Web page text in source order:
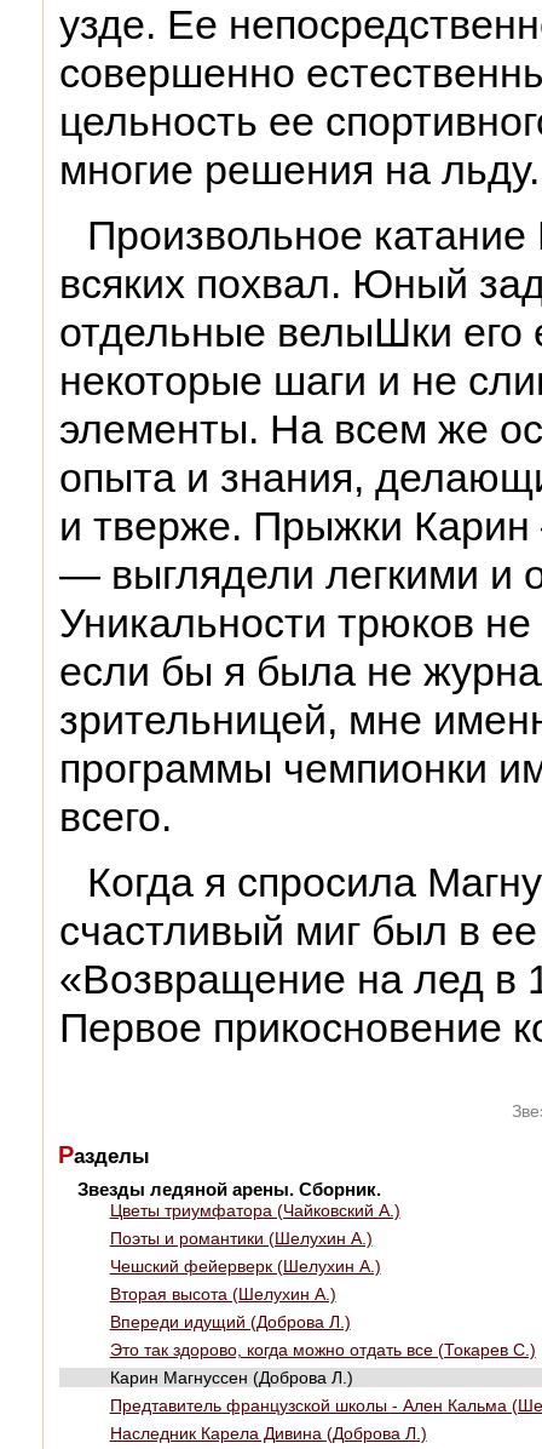
узде. Ее
совершенно
цельность ее
многие решения на льду.
Произвольное
всяких похвал. Юный
отдельные велыШки его
некоторые шаги и не
элементы. На всем же
опыта и знания,
и тверже. Прыжки
— выглядели легкими и
Уникальности трюков
если бы я была не
зрительницей, мне
программы чемпионки
всего.
Когда я спросила
счастливый миг был в
«Возвращение на лед в
Первое прикосновение
Разделы
Звезды ледяной арены. Сборник.
Цветы триумфатора (Чайковский А.)
Поэты и романтики (Шелухин А.)
Чешский фейерверк (Шелухин А.)
Вторая высота (Шелухин А.)
Впереди идущий (Доброва Л.)
Это так здорово, когда можно отдать все (Токарев С.)
Карин Магнуссен (Доброва Л.)
Предтавитель французской школы - Ален Кальма
Наследник Карела Дивина (Доброва Л.)